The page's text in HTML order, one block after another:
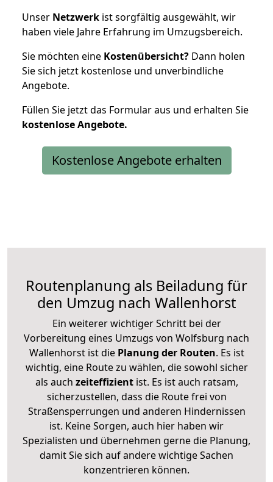
Unser Netzwerk ist sorgfältig ausgewählt, wir
haben viele Jahre Erfahrung im Umzugsbereich.
Sie möchten eine Kostenübersicht? Dann holen
Sie sich jetzt kostenlose und unverbindliche
Angebote.
Füllen Sie jetzt das Formular aus und erhalten Sie
kostenloseAngebote.
Kostenlose Angebote erhalten
Routenplanung als Beiladung für
den Umzug nach Wallenhorst
Ein weiterer wichtiger Schritt bei der
Vorbereitung eines Umzugs von Wolfsburg nach
Wallenhorst ist diePlanung der Routen. Es ist
wichtig, eine Route zu wählen, die sowohl sicher
als auch zeiteffizientist. Es ist auch ratsam,
sicherzustellen, dass die Route frei von
Straßensperrungen und anderen Hindernissen
ist. Keine Sorgen, auch hier haben wir
Spezialisten und übernehmen gerne die Planung,
damit Sie sich auf andere wichtige Sachen
konzentrieren können.